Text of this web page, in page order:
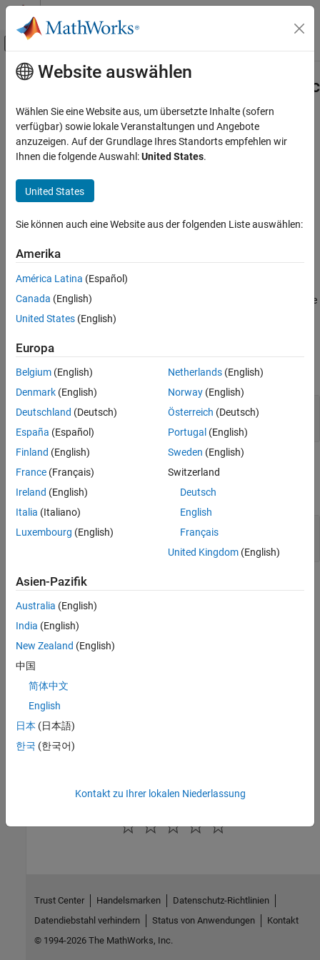
Weiter zum Inhalt
Umschaltung für Off-Canvas-
Startseite der Dokumentation
Prepare Model Inputs and Outputs
Create Signal Data for Simulation
Simulink.io.FileType.getFileTypeDescription
ON THIS PAGE
Syntax
Output Arguments
Examples
Hauptinhalt
Class:Simulink.io.FileType
Namespace:Simulink.io
expand all in page
Syntax
Description
FileReaderDescription
returns the
file reader description.
Output Arguments
expand all
FileReaderDescription— FileType description
character array
Examples
expand all
SubclassFileType Class and Implement
getFileTypeDescription Method
Version History
Introduced in R2020a
See Also
Simulink.io.FileType
Simulink.io.FileType.isFileSupported
loadImpl
Topics
Import Custom File Type
Website auswählen
Wählen Sie eine Website aus, um übersetzte Inhalte (sofern
verfügbar) sowie lokale Veranstaltungen und Angebote
anzuzeigen. Auf der Grundlage Ihres Standorts empfehlen wir
Ihnen die folgende Auswahl:United States.
United States
Sie können auch eine Website aus der folgenden Liste auswählen:
Amerika
América Latina (Español)
Canada (English)
United States (English)
Europa
Belgium (English)
Denmark (English)
Deutschland (Deutsch)
España (Español)
Finland (English)
France (Français)
Ireland (English)
Italia (Italiano)
Luxembourg (English)
Netherlands(English)
Norway(English)
Österreich (Deutsch)
Portugal (English)
Sweden (English)
Switzerland
Deutsch
English
Français
United Kingdom(English)
Asien-Pazifik
Australia (English)
India (English)
New Zealand (English)
中国
简体中文
English
日本 (日本語)
한국 (한국어)
Kontakt zu Ihrer lokalen Niederlassung
Trust Center Handelsmarken
Datenschutz-Richtlinien
Datendiebstahl verhindern
Status von Anwendungen
Kontakt
© 1994-2026 The MathWorks, Inc.